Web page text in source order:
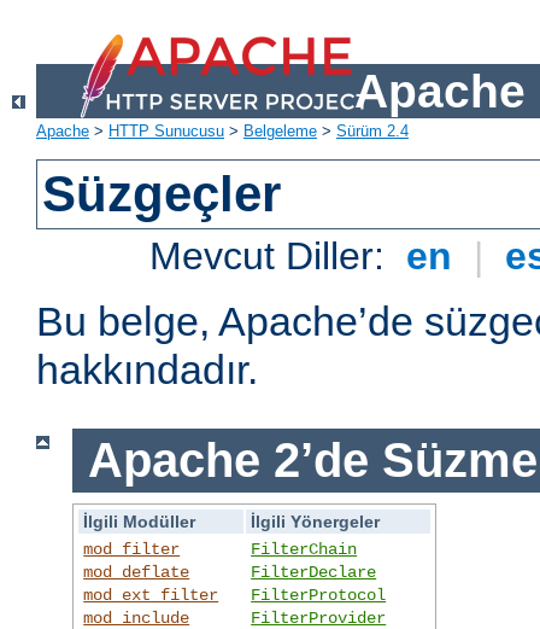
Apache
Apache > HTTP Sunucusu > Belgeleme > Sürüm 2.4
Süzgeçler
Mevcut Diller: en |
Bu belge, Apache’de
hakkındadır.
Apache 2’de
İlgili Modüller
İlgili Yönergeler
mod_filter
mod_deflate
mod_ext_filter
mod_include
FilterChain
FilterDeclare
FilterProtocol
FilterProvider